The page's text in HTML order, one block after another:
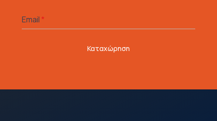
Email *
Καταχώρηση